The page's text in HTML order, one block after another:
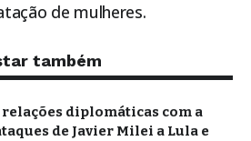
de mulheres.
também
diplomáticas com a
de Javier Milei a Lula e